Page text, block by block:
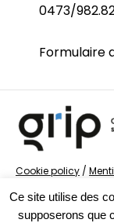
0473/
Formulaire
Cookie policy /
la Sécurité
Ce site utilise des
supposerons que